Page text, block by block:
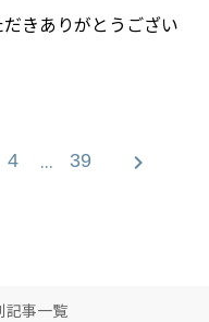
きありがとうござい
4 ... 39
記事一覧